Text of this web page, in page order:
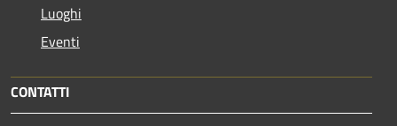
Luoghi
Eventi
CONTATTI